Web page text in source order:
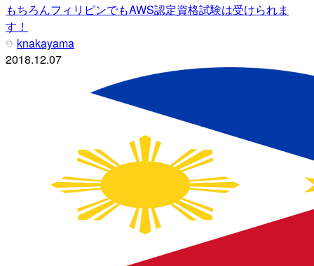
もちろんフィリピンでもAWS認定資格試験は受けられま
す！
knakayama
2018.12.07